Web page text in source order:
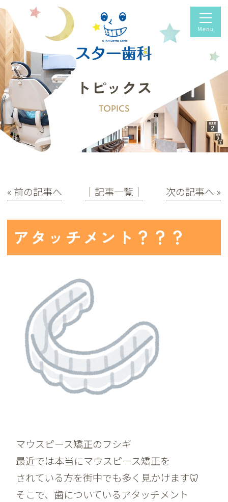
トピックス
TOPICS
« 前の記事へ │記事一覧│ 次の記事へ »
アタッチメント？？？
マウスピース矯正のフシギ
最近では本当にマウスピース矯正を
されている方を街中でも多く見かけます🦷
そこで、歯についているアタッチメント